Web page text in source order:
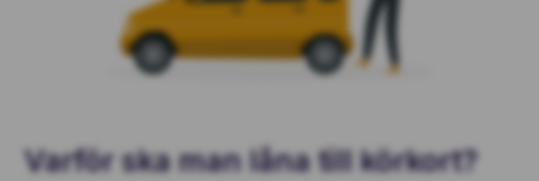
Varför ska man låna till körkort?